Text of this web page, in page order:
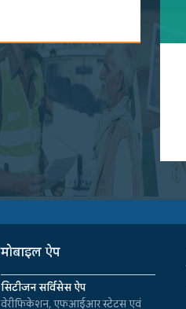
मोबाइल ऐप
सिटीजन सर्विसेस ऐप
वेरीफिकेशन, एफआईआर स्टेटस एवं